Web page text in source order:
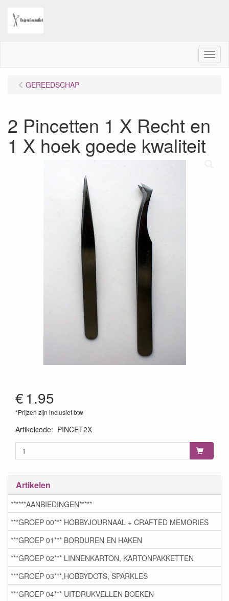
M
e
GEREEDSCHAP
2 Pincetten 1 X Recht en
1 X hoek goede kwaliteit
€1.95
*Prijzen zijn inclusief btw
Artikelcode: PINCET2X
Artikelen
******AANBIEDINGEN*****
***GROEP 00*** HOBBYJOURNAAL + CRAFTED MEMORIES
***GROEP 01*** BORDUREN EN HAKEN
***GROEP 02*** LINNENKARTON, KARTONPAKKETTEN
***GROEP 03***,HOBBYDOTS, SPARKLES
***GROEP 04*** UITDRUKVELLEN BOEKEN